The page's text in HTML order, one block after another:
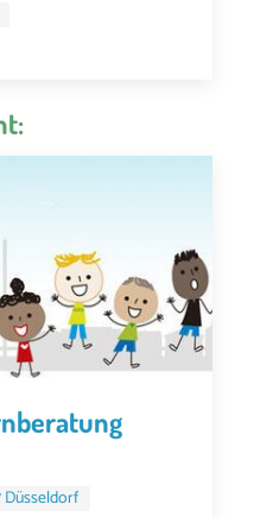
Düsseldorf